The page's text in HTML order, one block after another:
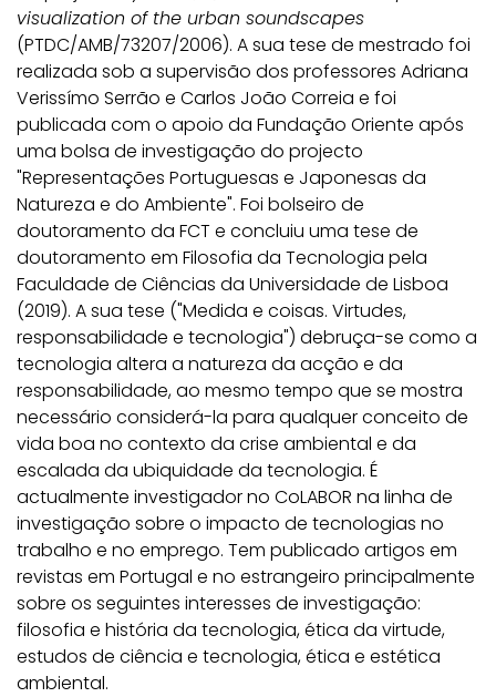
visualization of the urban soundscapes
(PTDC/AMB/73207/2006). A sua tese de mestrado foi
realizada sob a supervisão dos professores Adriana
Verissímo Serrão e Carlos João Correia e foi
publicada com o apoio da Fundação Oriente após
uma bolsa de investigação do projecto
"Representações Portuguesas e Japonesas da
Natureza e do Ambiente". Foi bolseiro de
doutoramento da FCT e concluiu uma tese de
doutoramento em Filosofia da Tecnologia pela
Faculdade de Ciências da Universidade de Lisboa
(2019). A sua tese ("Medida e coisas. Virtudes,
responsabilidade e tecnologia") debruça-se como a
tecnologia altera a natureza da acção e da
responsabilidade, ao mesmo tempo que se mostra
necessário considerá-la para qualquer conceito de
vida boa no contexto da crise ambiental e da
escalada da ubiquidade da tecnologia. É
actualmente investigador no CoLABOR na linha de
investigação sobre o impacto de tecnologias no
trabalho e no emprego. Tem publicado artigos em
revistas em Portugal e no estrangeiro principalmente
sobre os seguintes interesses de investigação:
filosofia e história da tecnologia, ética da virtude,
estudos de ciência e tecnologia, ética e estética
ambiental.